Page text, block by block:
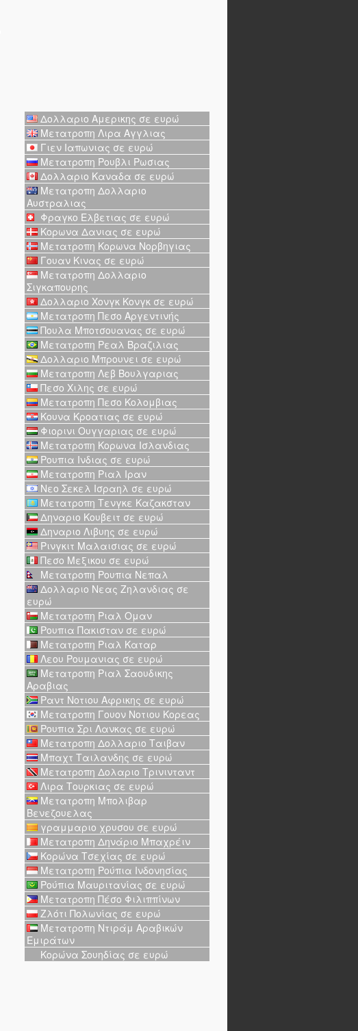
Δολλαριο Αμερικης σε ευρώ
Μετατροπη Λιρα Αγγλιας
Γιεν Ιαπωνιας σε ευρώ
Μετατροπη Ρουβλι Ρωσιας
Δολλαριο Καναδα σε ευρώ
Μετατροπη Δολλαριο
Αυστραλιας
Φραγκο Ελβετιας σε ευρώ
Κορωνα Δανιας σε ευρώ
Μετατροπη Κορωνα Νορβηγιας
Γουαν Κινας σε ευρώ
Μετατροπη Δολλαριο
Σιγκαπουρης
Δολλαριο Χονγκ Κονγκ σε ευρώ
Μετατροπη Πεσο Αργεντινής
Πουλα Μποτσουανας σε ευρώ
Μετατροπη Ρεαλ Βραζιλιας
Δολλαριο Μπρουνει σε ευρώ
Μετατροπη Λεβ Βουλγαριας
Πεσο Χιλης σε ευρώ
Μετατροπη Πεσο Κολομβιας
Κουνα Κροατιας σε ευρώ
Φιορινι Ουγγαριας σε ευρώ
Μετατροπη Κορωνα Ισλανδιας
Ρουπια Ινδιας σε ευρώ
Μετατροπη Ριαλ Ιραν
Νεο Σεκελ Ισραηλ σε ευρώ
Μετατροπη Τενγκε Καζακσταν
Δηναριο Κουβειτ σε ευρώ
Δηναριο Λιβυης σε ευρώ
Ρινγκιτ Μαλαισιας σε ευρώ
Πεσο Μεξικου σε ευρώ
Μετατροπη Ρουπια Νεπαλ
Δολλαριο Νεας Ζηλανδιας σε
ευρώ
Μετατροπη Ριαλ Ομαν
Ρουπια Πακισταν σε ευρώ
Μετατροπη Ριαλ Καταρ
Λεου Ρουμανιας σε ευρώ
Μετατροπη Ριαλ Σαουδικης
Αραβιας
Ραντ Νοτιου Αφρικης σε ευρώ
Μετατροπη Γουον Νοτιου Κορεας
Ρουπια Σρι Λανκας σε ευρώ
Μετατροπη Δολλαριο Ταιβαν
Μπαχτ Ταιλανδης σε ευρώ
Μετατροπη Δολαριο Τρινινταντ
Λιρα Τουρκιας σε ευρώ
Μετατροπη Μπολιβαρ
Βενεζουελας
γραμμαριο χρυσου σε ευρώ
Μετατροπη Δηνάριο Μπαχρέιν
Κορώνα Τσεχίας σε ευρώ
Μετατροπη Ρούπια Ινδονησίας
Ρούπια Μαυριτανίας σε ευρώ
Μετατροπη Πέσο Φιλιππίνων
Ζλότι Πολωνίας σε ευρώ
Μετατροπη Ντιράμ Αραβικών
Εμιράτων
Κορώνα Σουηδίας σε ευρώ